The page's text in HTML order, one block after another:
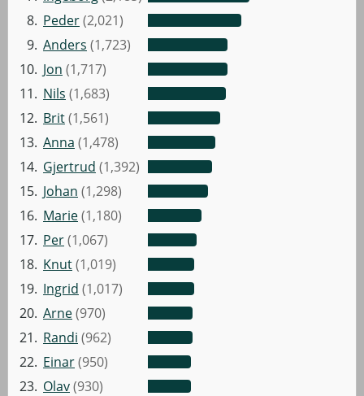
8. Peder(2,021)
9. Anders (1,723)
10. Jon (1,717)
11. Nils (1,683)
12. Brit(1,561)
13. Anna (1,478)
14. Gjertrud (1,392)
15. Johan (1,298)
16. Marie(1,180)
17. Per(1,067)
18. Knut(1,019)
19. Ingrid (1,017)
20. Arne(970)
21. Randi (962)
22. Einar(950)
23. Olav(930)